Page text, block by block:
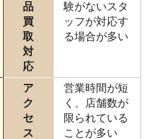
品
買
取
対
応
験がないスタ
ッフが対応す
る場合が多い
ア
ク
セ
ス
営業時間が短
く、店舗数が
限られている
ことが多い